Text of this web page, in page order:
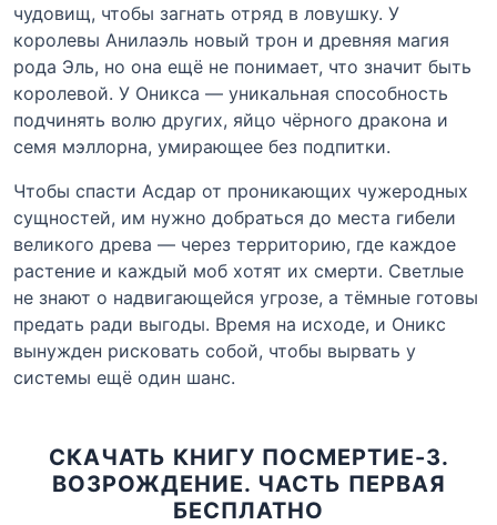
чудовищ, чтобы загнать отряд в ловушку. У
королевы Анилаэль новый трон и древняя магия
рода Эль, но она ещё не понимает, что значит быть
королевой. У Оникса — уникальная способность
подчинять волю других, яйцо чёрного дракона и
семя мэллорна, умирающее без подпитки.
Чтобы спасти Асдар от проникающих чужеродных
сущностей, им нужно добраться до места гибели
великого древа — через территорию, где каждое
растение и каждый моб хотят их смерти. Светлые
не знают о надвигающейся угрозе, а тёмные готовы
предать ради выгоды. Время на исходе, и Оникс
вынужден рисковать собой, чтобы вырвать у
системы ещё один шанс.
СКАЧАТЬ КНИГУ ПОСМЕРТИЕ-3.
ВОЗРОЖДЕНИЕ. ЧАСТЬ ПЕРВАЯ
БЕСПЛАТНО